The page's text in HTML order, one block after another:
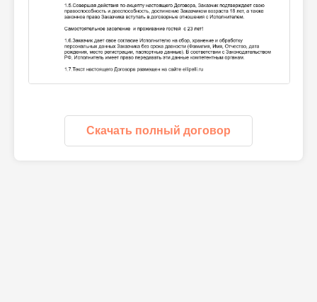
Скачать полный договор